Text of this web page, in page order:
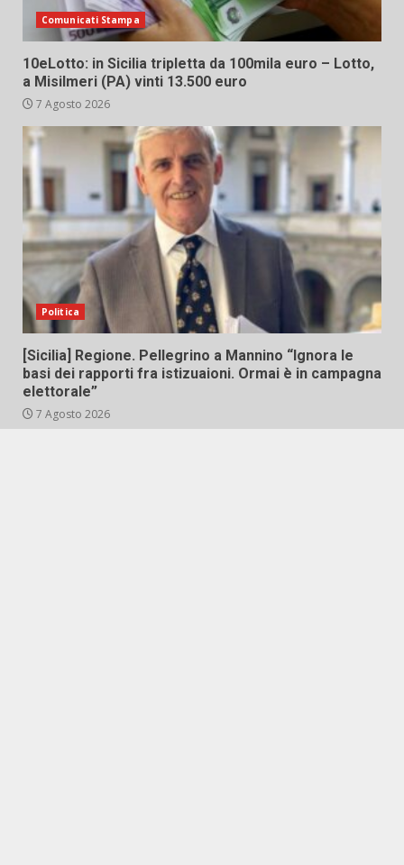
Comunicati Stampa
10eLotto: in Sicilia tripletta da 100mila euro – Lotto,
a Misilmeri (PA) vinti 13.500 euro
7 Agosto 2026
Politica
[Sicilia] Regione. Pellegrino a Mannino “Ignora le
basi dei rapporti fra istizuaioni. Ormai è in campagna
elettorale”
7 Agosto 2026